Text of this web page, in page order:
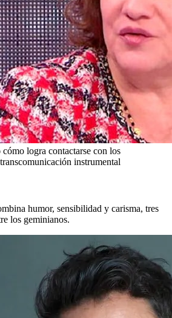
logra contactarse con los
instrumental
humor, sensibilidad y carisma, tres
los geminianos.